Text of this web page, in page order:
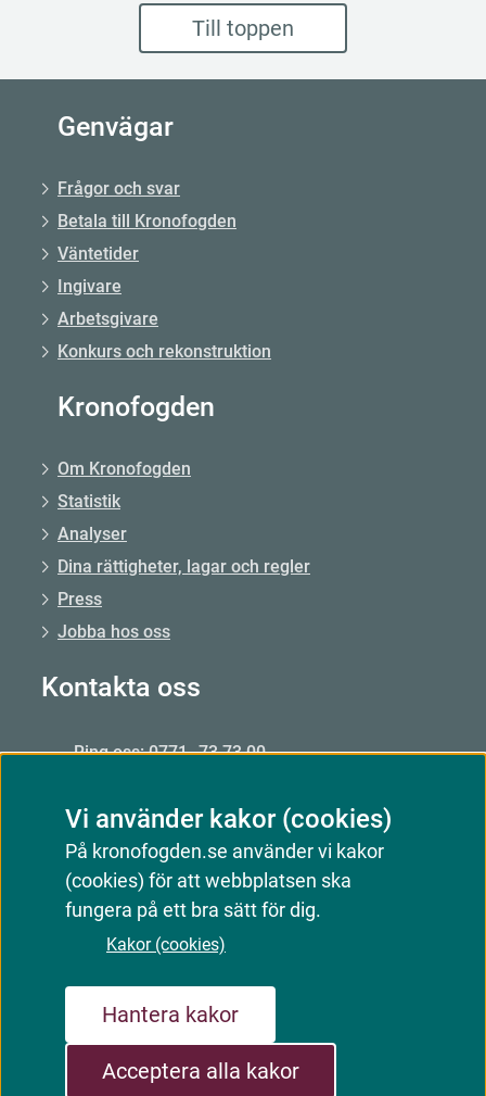
Till toppen
Vi använder kakor (cookies)
På kronofogden.se använder vi kakor
(cookies) för att webbplatsen ska
fungera på ett bra sätt för dig.
Kakor (cookies)
Hantera kakor
Acceptera alla kakor
Genvägar
Frågor och svar
Betala till Kronofogden
Väntetider
Ingivare
Arbetsgivare
Konkurs och rekonstruktion
Kronofogden
Om Kronofogden
Statistik
Analyser
Dina rättigheter, lagar och regler
Press
Jobba hos oss
Kontakta oss
Ring oss: 0771–73 73 00
Öppet: mån–fre 09.00–15.00
Mejla oss
Kontakta oss
Webbkarta Om webbplatsen Kakor (cookies)
Tillgänglighetsredogörelse